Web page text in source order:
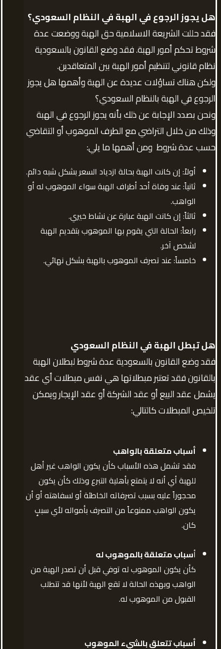
هل يجوز الرجوع في الهبة في النظام السعودي؟
فقد حللت الشريعة الاسلامية حق الهبة ووضعت عدة
شروط تحكم أمور الهبة. فقد وضع القانون بالسعودية
نظام قانوني لتنظيم أمور الهبة بين المتعاقدين.
ولكن هناك تساؤلات عديدة عن الهبة وأهمها هل يجوز
الرجوع في الهبة بالنظام السعودي؟
ونحن بصدد الإجابة عن ذلك بأنه يجوز الرجوع في الهبة
وذلك من خلال التراضي مع الطرف الموهوب أو التقاضي
حسب عدة شروط ومن أهمها ما يلي:
أولاً: إن كانت الهبة بحالة ازدياد السعر بشكل شبه دائم.
ثانياً: عند وفاة أحد أطراف الهبة سواء الموهوب له أو
الواهب.
ثالثاً: إن كانت الهبة عبارة عن نشاط خيري.
رابعاً: الحالة التي يقوم بها الموهوب بتقديم الهبة
لشخص آخر.
خامساً: عند تصرف الموهوب بالهبة بشكل نهائي.
هل تبطل الهبة في النظام السعودي
فقد وضع القانون بالسعودية عدة شروط لبطلان الهبة
بالقانون فقد تعتبر مبطلاتها هي نفس مبطلات أي عقد
يشمل عقد البيع أو عقد الشركة أو عقد الإيجار ويمكن
تلخيص المبطلات كالتالي:
أسباب متعلقة بالواهب
فقد تشمل هذه الأسباب كأن يكون الواهب غير أهل
للهبة أي أنه لا يتمتع بأهلية التبرع وذلك كأن يكون
محجوراً عليه بسبب تصرفاته الخاطئة أو لسفاهته أو أن
يكون الواهب ممنوعاً من التصرف بأمواله لأي سببٍ
كان.
أسباب متعلقة بالموهوب له
كأن يكون الموهوب له توفي قبل أن تصدر الهبة من
الواهب وبهذه الحالة لا تقع الهبة لأنها قد تتطلب
القبول من الموهوب له.
أسباب تتعلق بالشيء الموهوب